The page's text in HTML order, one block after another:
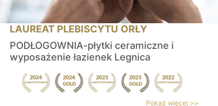
LAUREAT PLEBISCYTU ORŁY
PODŁOGOWNIA-płytki ceramiczne i
wyposażenie łazienek Legnica
Pokaż więcej >>